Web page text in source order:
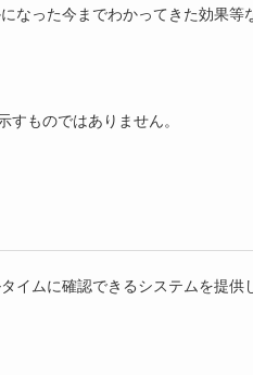
なった今までわかってきた効果等
すものではありません。
ムに確認できるシステムを提供